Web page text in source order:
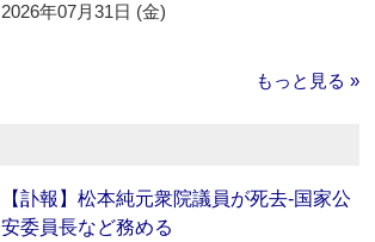
2026年07月31日 (金)
もっと見る »
【訃報】松本純元衆院議員が死去‐国家公
安委員長など務める